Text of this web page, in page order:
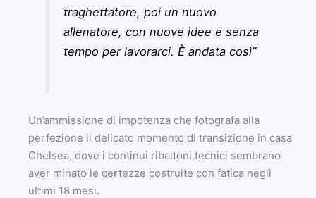
traghettatore, poi un nuovo
allenatore, con nuove idee e senza
tempo per lavorarci. È andata così”
Un’ammissione di impotenza che fotografa alla
perfezione il delicato momento di transizione in casa
Chelsea, dove i continui ribaltoni tecnici sembrano
aver minato le certezze costruite con fatica negli
ultimi 18 mesi.